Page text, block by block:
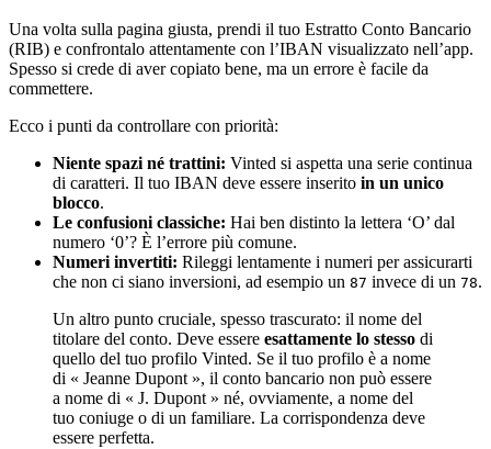
Una volta sulla pagina giusta, prendi il tuo Estratto Conto Bancario
(RIB) e confrontalo attentamente con l’IBAN visualizzato nell’app.
Spesso si crede di aver copiato bene, ma un errore è facile da
commettere.
Ecco i punti da controllare con priorità:
Niente spazi né trattini: Vinted si aspetta una serie continua
di caratteri. Il tuo IBAN deve essere inserito in un unico
blocco.
Le confusioni classiche: Hai ben distinto la lettera ‘O’ dal
numero ‘0’? È l’errore più comune.
Numeri invertiti: Rileggi lentamente i numeri per assicurarti
che non ci siano inversioni, ad esempio un 87 invece di un 78.
Un altro punto cruciale, spesso trascurato: il nome del
titolare del conto. Deve essere esattamente lo stesso di
quello del tuo profilo Vinted. Se il tuo profilo è a nome
di « Jeanne Dupont », il conto bancario non può essere
a nome di « J. Dupont » né, ovviamente, a nome del
tuo coniuge o di un familiare. La corrispondenza deve
essere perfetta.